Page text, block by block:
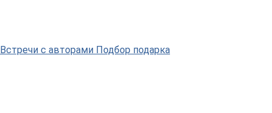
Встречи с авторами Подбор подарка